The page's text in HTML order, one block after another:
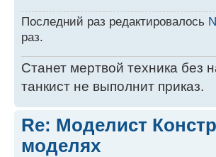
Последний раз редактировалось
раз.
Станет мертвой техника без
танкист не выполнит приказ.
Re: Моделист
моделях